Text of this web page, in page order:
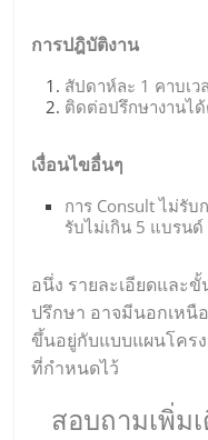
การปฎิบัติงาน
สัปดาห์ละ 1 คาบเ
ติดต่อปรึกษางานได้
เงื่อนไขอื่นๆ
การ Consult ไม่รับ
รับไม่เกิน 5 แบรนด์
อนึ่ง รายละเอียดและ
ปรึกษา อาจมีนอกเหนื
ขึ้นอยู่กับแบบแผนโคร
ที่กำหนดไว้
สอบถามเพิ่ม